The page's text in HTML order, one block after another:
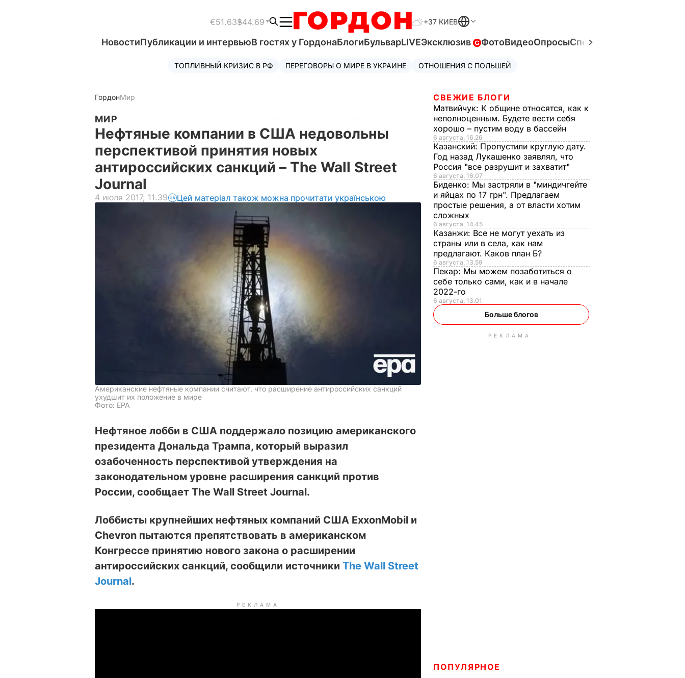
€51.63$44.69 +37 КИЕВ
НовостиПубликации и интервьюВ гостях у ГордонаБлогиБульварLIVEЭксклюзив ФотоВидеоОпросыСпецпроекты
ТОПЛИВНЫЙ КРИЗИС В РФ ПЕРЕГОВОРЫ О МИРЕ В УКРАИНЕ ОТНОШЕНИЯ С ПОЛЬШЕЙ
ГордонМир
МИР
Нефтяные компании в США недовольны
перспективой принятия новых
антироссийских санкций – The Wall Street
Journal
4 июля 2017, 11.39 Цей матеріал також можна прочитати українською
Американские нефтяные компании считают, что расширение антироссийских санкций
ухудшит их положение в мире
Фото: ЕРА
Нефтяное лобби в США поддержало позицию американского
президента Дональда Трампа, который выразил
озабоченность перспективой утверждения на
законодательном уровне расширения санкций против
России, сообщает The Wall Street Journal.
Лоббисты крупнейших нефтяных компаний США ExxonMobil и
Chevron пытаются препятствовать в американском
Конгрессе принятию нового закона о расширении
антироссийских санкций, сообщили источники The Wall Street
Journal.
РЕКЛАМА
СВЕЖИЕ БЛОГИ
Матвийчук: К общине относятся, как к
неполноценным. Будете вести себя
хорошо – пустим воду в бассейн
6 августа, 16.26
Казанский: Пропустили круглую дату.
Год назад Лукашенко заявлял, что
Россия "все разрушит и захватит"
6 августа, 16.07
Биденко: Мы застряли в "миндичгейте
и яйцах по 17 грн". Предлагаем
простые решения, а от власти хотим
сложных
6 августа, 14.45
Казанжи: Все не могут уехать из
страны или в села, как нам
предлагают. Каков план Б?
6 августа, 13.59
Пекар: Мы можем позаботиться о
себе только сами, как и в начале
2022-го
6 августа, 13.01
Больше блогов
РЕКЛАМА
ПОПУЛЯРНОЕ